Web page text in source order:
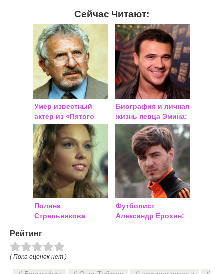
Сейчас Читают:
Умер известный
актер из «Пятого
элемента»
Биография и личная
жизнь певца Эмина:
фото
Полина
Стрельникова
Футболист
Александр Ерохин:
Рейтинг
( Пока оценок нет )